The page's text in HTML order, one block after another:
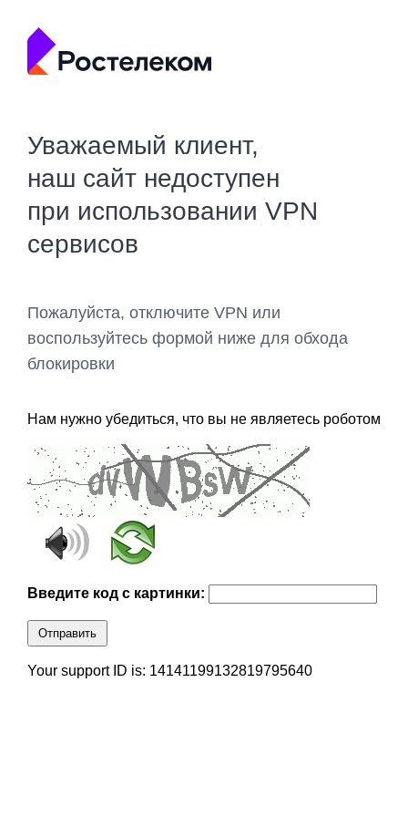
Уважаемый клиент,
наш сайт недоступен
при использовании VPN
сервисов
Пожалуйста, отключите VPN или
воспользуйтесь формой ниже для обхода
блокировки
Нам нужно убедиться, что вы не являетесь роботом
Введите код с картинки:
Отправить
Your support ID is: 14141199132819795640